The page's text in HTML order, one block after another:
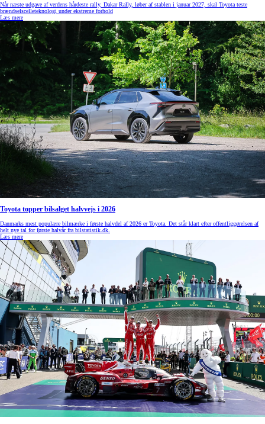
Når næste udgave af verdens hårdeste rally, Dakar Rally, løber af stablen i januar 2027, skal Toyota teste
brændselscelleteknologi under ekstreme forhold
Læs mere
Toyota topper bilsalget halvvejs i 2026
Danmarks mest populære bilmærke i første halvdel af 2026 er Toyota. Det står klart efter offentliggørelsen af
helt nye tal for første halvår fra bilstatistik.dk.
Læs mere